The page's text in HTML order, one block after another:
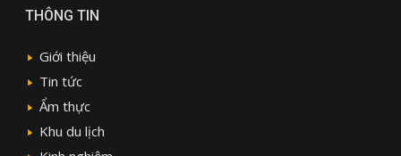
THÔNG TIN
Giới thiệu
Tin tức
Ẩm thực
Khu du lịch